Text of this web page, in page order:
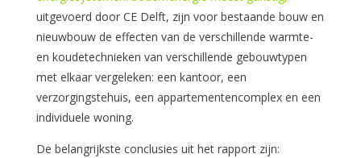
uitgevoerd door CE Delft, zijn voor bestaande bouw en
nieuwbouw de effecten van de verschillende warmte-
en koudetechnieken van verschillende gebouwtypen
met elkaar vergeleken: een kantoor, een
verzorgingstehuis, een appartementencomplex en een
individuele woning.
De belangrijkste conclusies uit het rapport zijn: